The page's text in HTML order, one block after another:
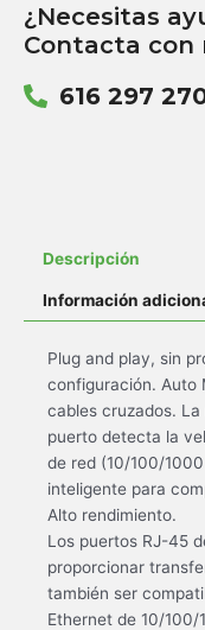
¿Necesitas
Contacta con
616 297
Descripción
Información
Plug and play, sin
configuración. Auto
cables cruzados.
puerto detecta la
de red (10/100/
inteligente para
Alto rendimiento.
Los puertos RJ-45
proporcionar
también ser
Ethernet de 10/